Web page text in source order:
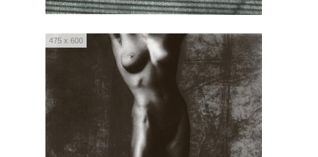
475 x 600